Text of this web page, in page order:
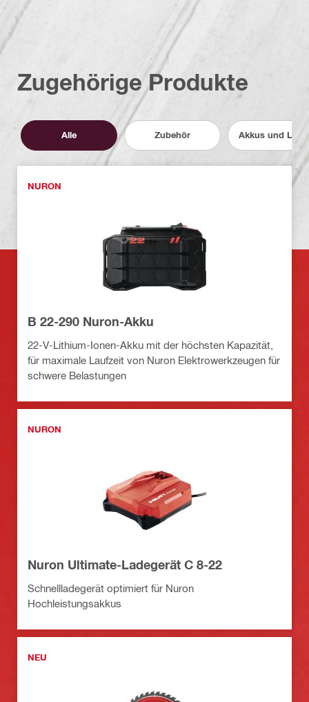
Zugehörige Produkte
Alle Zubehör Akkus und
NURON
B 22-290 Nuron-Akku
22-V-Lithium-Ionen-Akku mit der höchsten Kapazität,
für maximale Laufzeit von Nuron Elektrowerkzeugen für
schwere Belastungen
NURON
Nuron Ultimate-Ladegerät C 8-22
Schnellladegerät optimiert für Nuron
Hochleistungsakkus
NEU